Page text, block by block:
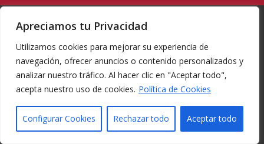
Apreciamos tu Privacidad
Utilizamos cookies para mejorar su experiencia de
navegación, ofrecer anuncios o contenido personalizados y
analizar nuestro tráfico. Al hacer clic en "Aceptar todo",
acepta nuestro uso de cookies. Política de Cookies
Configurar Cookies Rechazar todo Aceptar todo
© Copyright -Federacion de tiro con arco Region de Murcia-
COMUNICACIONES
COMPETICIONES REGLAMENTACIÓN CONTACTO